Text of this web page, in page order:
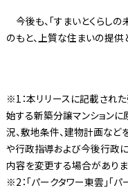
今後も、「すまいとくらし
のもと、上質な住まいの提供
※1：本リリースに記載され
始する新築分譲マンションに
況、敷地条件、建物計画な
や行政指導および今後行政
内容を変更する場合がありま
※2：「パークタワー東雲」「